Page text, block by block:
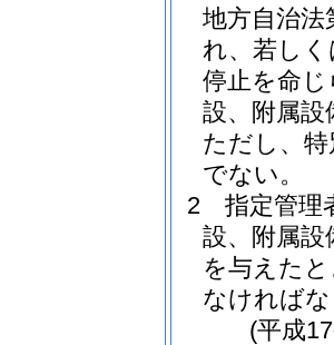
地方自治
れ、若し
停止を命
設、附属
ただし、
でない。
2
指定管理
設、附属
を与えた
なければ
(平成